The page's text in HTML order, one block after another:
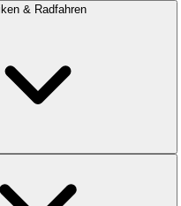
& Radfahren